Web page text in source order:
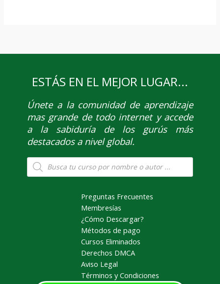
ESTÁS EN EL MEJOR LUGAR...
Únetea la comunidad de aprendizaje
mas grande de todo internet y accede
a la sabiduría de los gurús más
destacados a nivel global.
Búsqueda
de
productos
Preguntas Frecuentes
Membresías
¿Cómo Descargar?
Métodos de pago
Cursos Eliminados
Derechos DMCA
Aviso Legal
Términos y Condiciones